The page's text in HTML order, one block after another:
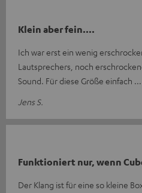
Klein aber fein....
Ich war erst ein wenig
Lautsprechers, noch
Sound. Für diese Größe einfach
Jens S.
Funktioniert nur, wenn
Der Klang ist für eine so kleine